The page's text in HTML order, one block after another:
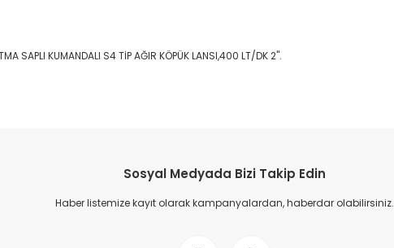
SAPLI KUMANDALI S4 TİP AĞIR KÖPÜK LANSI,400 LT/DK 2".
Sosyal Medyada Bizi Takip Edin
Haber listemize kayıt olarak kampanyalardan, haberdar olabilirsiniz.